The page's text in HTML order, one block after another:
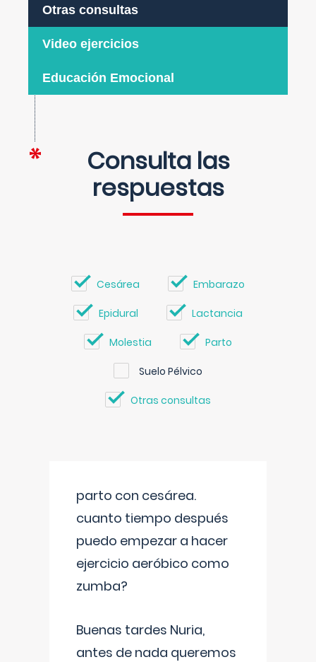
Otras consultas
Video ejercicios
Educación Emocional
Consulta las
respuestas
Cesárea Embarazo
Epidural Lactancia
Molestia Parto
Suelo Pélvico
Otras consultas
parto con cesárea.
cuanto tiempo después
puedo empezar a hacer
ejercicio aeróbico como
zumba?
Buenas tardes Nuria,
antes de nada queremos